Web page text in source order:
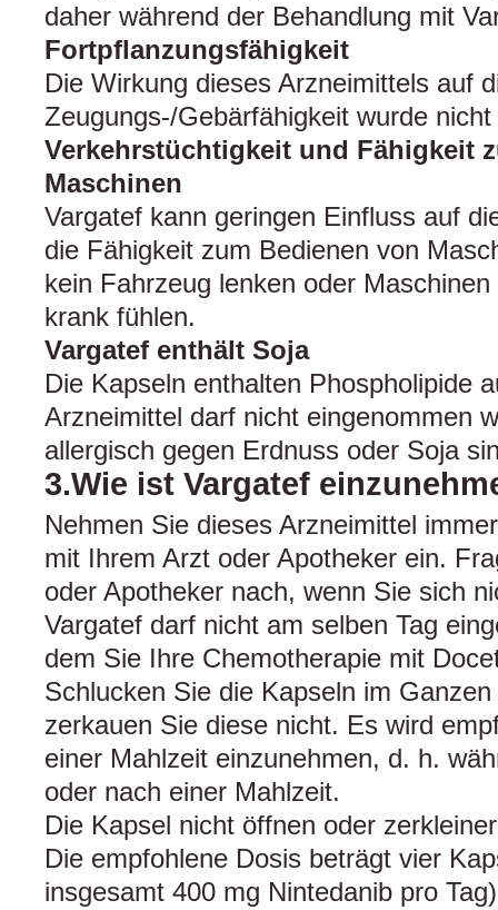
daher während der Behandlung mit
Fortpflanzungsfähigkeit
Die Wirkung dieses Arzneimittels auf
Zeugungs‑/Gebärfähigkeit wurde
Verkehrstüchtigkeit und Fähigkeit
Maschinen
Vargatef kann geringen Einfluss auf
die Fähigkeit zum Bedienen von
kein Fahrzeug lenken oder
krank fühlen.
Vargatef enthält Soja
Die Kapseln enthalten Phospholipide
Arzneimittel darf nicht eingenommen
allergisch gegen Erdnuss oder Soja
3.Wie ist Vargatef
Nehmen Sie dieses Arzneimittel
mit Ihrem Arzt oder Apotheker ein.
oder Apotheker nach, wenn Sie sich
Vargatef darf nicht am selben Tag
dem Sie Ihre Chemotherapie mit
Schlucken Sie die Kapseln im
zerkauen Sie diese nicht. Es wird
einer Mahlzeit einzunehmen, d. h.
oder nach einer Mahlzeit.
Die Kapsel nicht öffnen oder
Die empfohlene Dosis beträgt vier
insgesamt 400 mg Nintedanib pro